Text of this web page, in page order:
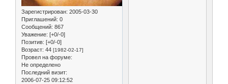
Зарегистрирован: 2005-03-30
Приглашений: 0
Сообщений: 867
Уважение: [+0/-0]
Позитив: [+0/-0]
Возраст: 44 [1982-02-17]
Провел на форуме:
Не определено
Последний визит:
2006-07-25 09:12:52